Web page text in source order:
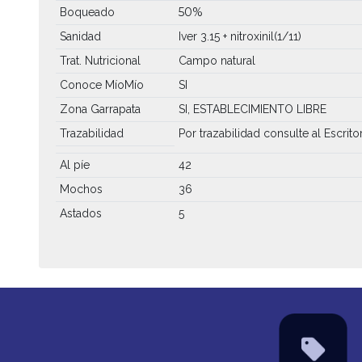
Boqueado 50%
Sanidad
Iver 3.15 + nitroxinil(1/11)
Trat. Nutricional
Campo natural
Conoce MíoMío
SI
Zona Garrapata
SI, ESTABLECIMIENTO LIBRE
Trazabilidad
Por trazabilidad consulte al
Al píe
42
Mochos
36
Astados
5